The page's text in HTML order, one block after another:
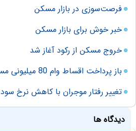
فرصت‌سوزی در بازار مسکن
خبر خوش برای بازار مسکن
خروج مسکن از رکود آغاز شد
باز پرداخت اقساط وام 80 میلیونی مسکن کاهش یافت
تغییر رفتار موجران با کاهش نرخ سود
دیدگاه ها